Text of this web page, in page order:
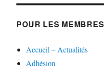
POUR LES MEMBRES
Accueil – Actualités
Adhésion